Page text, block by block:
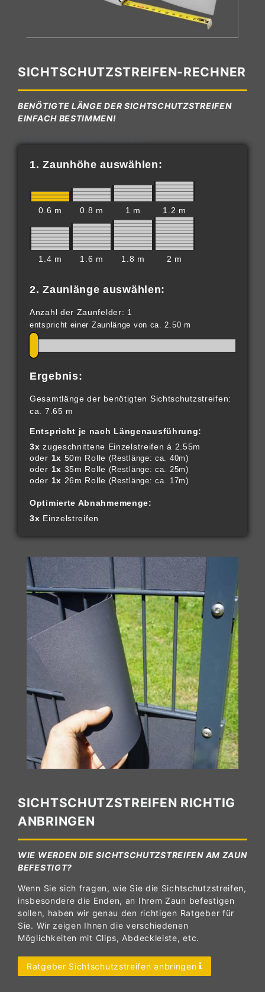
SICHTSCHUTZSTREIFEN-RECHNER
BENÖTIGTE LÄNGE DER SICHTSCHUTZSTREIFEN
EINFACH BESTIMMEN!
1. Zaunhöhe auswählen:
0.6 m 0.8 m 1 m 1.2 m
1.4 m 1.6 m 1.8 m 2 m
2. Zaunlänge auswählen:
Anzahl der Zaunfelder: 1
entspricht einer Zaunlänge von ca. 2.50 m
Ergebnis:
Gesamtlänge der benötigten Sichtschutzstreifen:
ca. 7.65 m
Entspricht je nach Längenausführung:
3x zugeschnittene Einzelstreifen á 2.55m
oder 1x 50m Rolle (Restlänge: ca. 40m)
oder 1x 35m Rolle (Restlänge: ca. 25m)
oder 1x 26m Rolle (Restlänge: ca. 17m)
Optimierte Abnahmemenge:
3x Einzelstreifen
SICHTSCHUTZSTREIFEN RICHTIG
ANBRINGEN
WIE WERDEN DIE SICHTSCHUTZSTREIFEN AM ZAUN
BEFESTIGT?
Wenn Sie sich fragen, wie Sie die Sichtschutzstreifen,
insbesondere die Enden, an Ihrem Zaun befestigen
sollen, haben wir genau den richtigen Ratgeber für
Sie. Wir zeigen Ihnen die verschiedenen
Möglichkeiten mit Clips, Abdeckleiste, etc.
Ratgeber Sichtschutzstreifen anbringen